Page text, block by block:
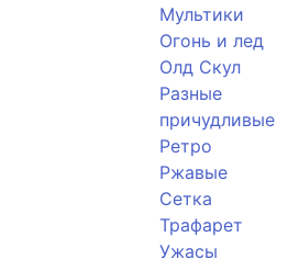
Мультики
Огонь и лед
Олд Скул
Разные
причудливые
Ретро
Ржавые
Сетка
Трафарет
Ужасы